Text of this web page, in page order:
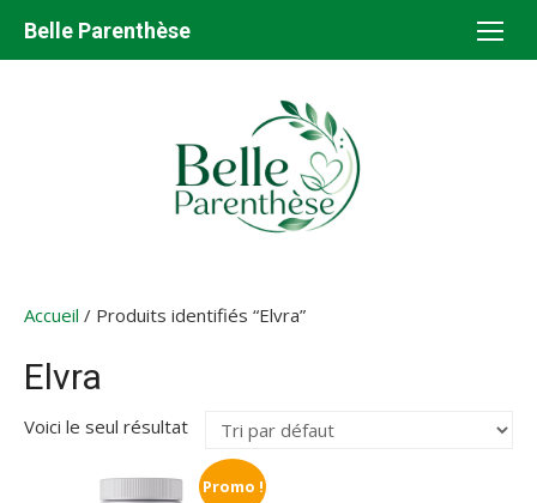
Belle Parenthèse
Accueil / Produits identifiés “Elvra”
Elvra
Voici le seul résultat
Promo !